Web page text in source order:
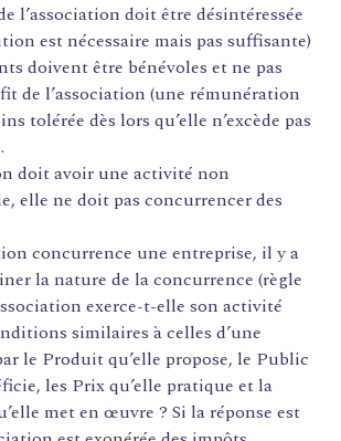
l’association doit être désintéressée
est nécessaire mais pas suffisante)
doivent être bénévoles et ne pas
de l’association (une rémunération
tolérée dès lors qu’elle n’excède pas
doit avoir une activité non
elle ne doit pas concurrencer des
concurrence une entreprise, il y a
la nature de la concurrence (règle
exerce-t-elle son activité
similaires à celles d’une
le Produit qu’elle propose, le Public
les Prix qu’elle pratique et la
met en œuvre ? Si la réponse est